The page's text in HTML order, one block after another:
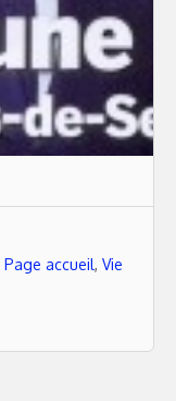
Page accueil, Vie